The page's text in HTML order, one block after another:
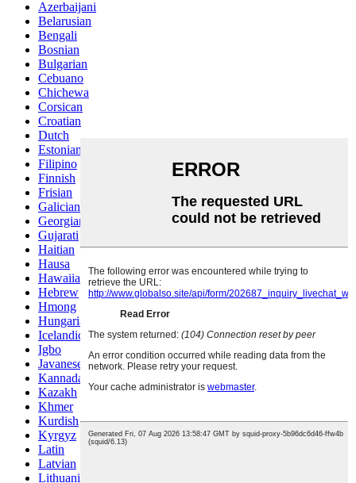
Azerbaijani
Belarusian
Bengali
Bosnian
Bulgarian
Cebuano
Chichewa
Corsican
Croatian
Dutch
Estonian
Filipino
Finnish
Frisian
Galician
Georgian
Gujarati
Haitian
Hausa
Hawaiian
Hebrew
Hmong
Hungarian
Icelandic
Igbo
Javanese
Kannada
Kazakh
Khmer
Kurdish
Kyrgyz
Latin
Latvian
Lithuanian